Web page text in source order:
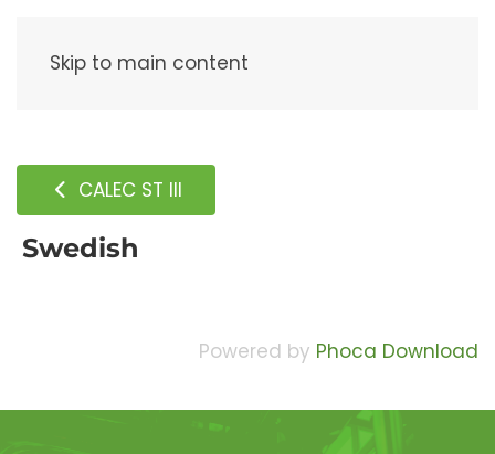
Skip to main content
CALEC ST III
Swedish
Powered by Phoca Download